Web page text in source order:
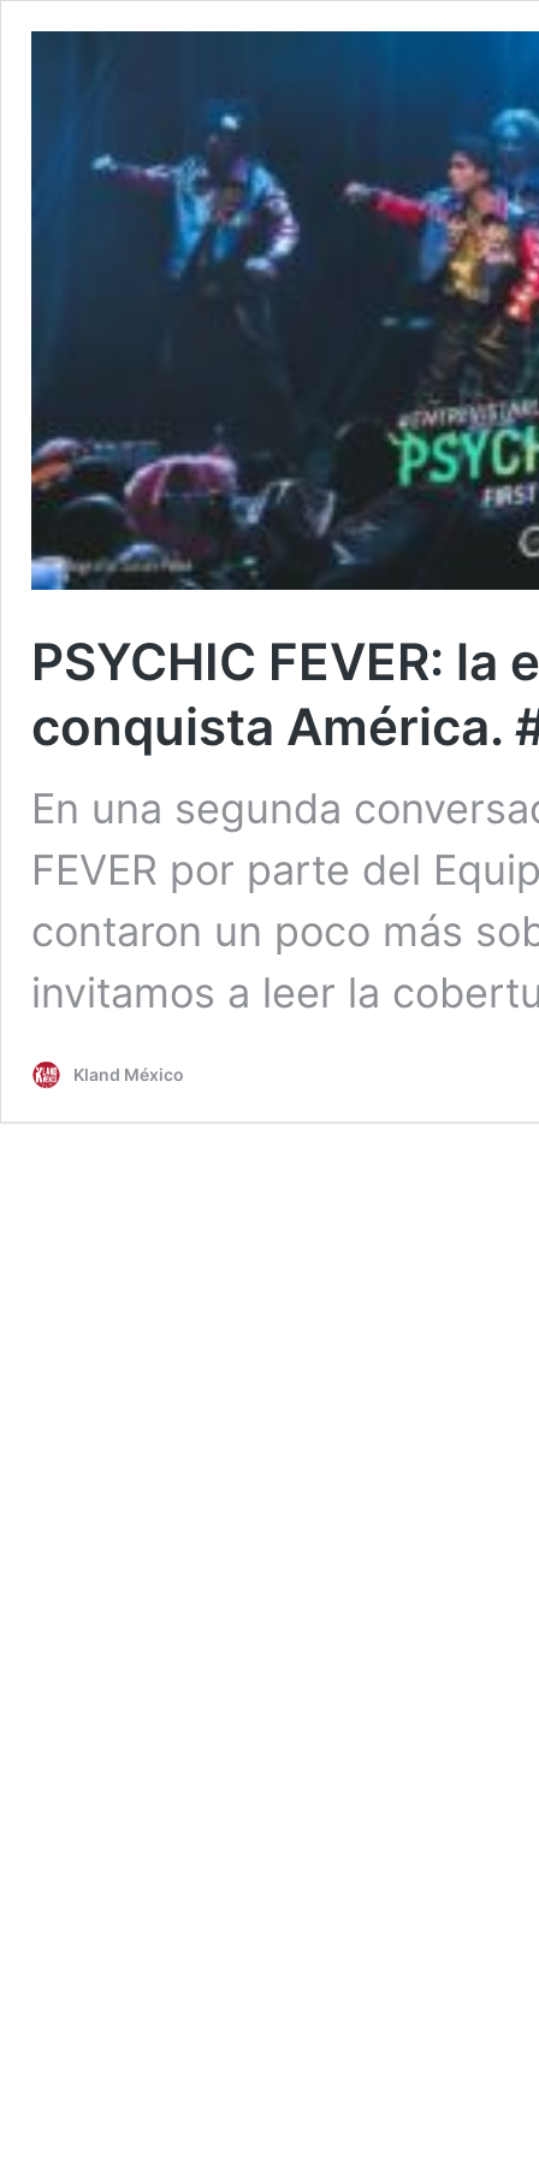
PSYCHIC FEVER: la
conquista América.
En una segunda
FEVER por parte del
contaron un poco más
invitamos a leer la
Kland México